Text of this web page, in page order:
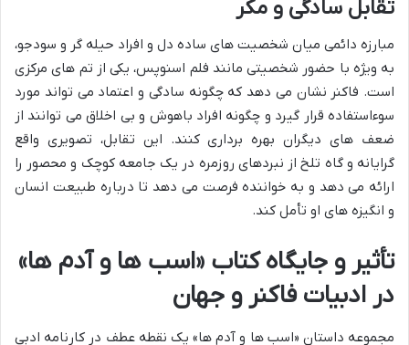
تقابل سادگی و مکر
مبارزه دائمی میان شخصیت های ساده دل و افراد حیله گر و سودجو،
به ویژه با حضور شخصیتی مانند فلم اسنوپس، یکی از تم های مرکزی
است. فاکنر نشان می دهد که چگونه سادگی و اعتماد می تواند مورد
سوءاستفاده قرار گیرد و چگونه افراد باهوش و بی اخلاق می توانند از
ضعف های دیگران بهره برداری کنند. این تقابل، تصویری واقع
گرایانه و گاه تلخ از نبردهای روزمره در یک جامعه کوچک و محصور را
ارائه می دهد و به خواننده فرصت می دهد تا درباره طبیعت انسان
و انگیزه های او تأمل کند.
تأثیر و جایگاه کتاب «اسب ها و آدم ها»
در ادبیات فاکنر و جهان
مجموعه داستان «اسب ها و آدم ها» یک نقطه عطف در کارنامه ادبی